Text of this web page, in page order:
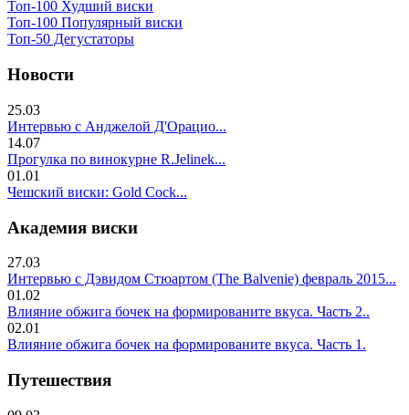
Топ-100 Худший виски
Топ-100 Популярный виски
Топ-50 Дегустаторы
Новости
25.03
Интервью с Анджелой Д'Орацио...
14.07
Прогулка по винокурне R.Jelinek...
01.01
Чешский виски: Gold Cock...
Академия виски
27.03
Интервью с Дэвидом Стюартом (The Balvenie) февраль 2015...
01.02
Влияние обжига бочек на формированите вкуса. Часть 2..
02.01
Влияние обжига бочек на формированите вкуса. Часть 1.
Путешествия